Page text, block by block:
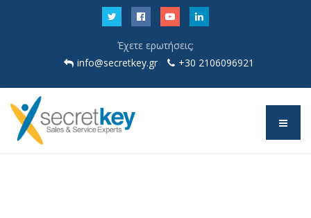
Έχετε ερωτήσεις;
info@secretkey.gr
+30 2106096921